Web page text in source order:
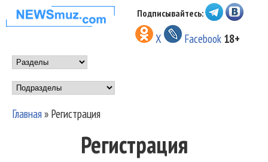
Перейти к основному
содержанию
НОВОСТИ
МУЗЫКИ И
ШОУ БИЗНЕСА
NEWSMUZ.COM
Подписывайтесь:
X Facebook 18+
Main menu
Подразделы
Главная» Регистрация
Регистрация